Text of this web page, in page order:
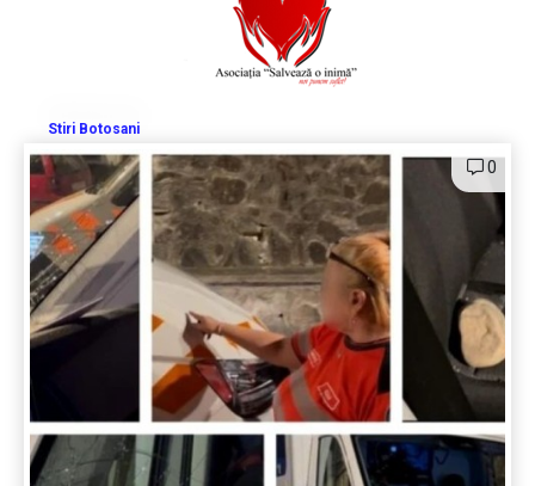
Stiri Botosani
0